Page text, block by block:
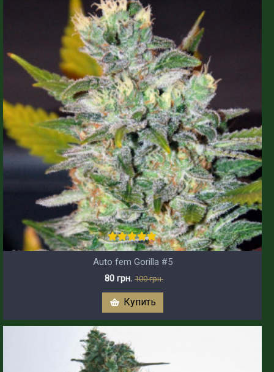
Auto fem Gorilla #5
80 грн. 100 грн.
Купить